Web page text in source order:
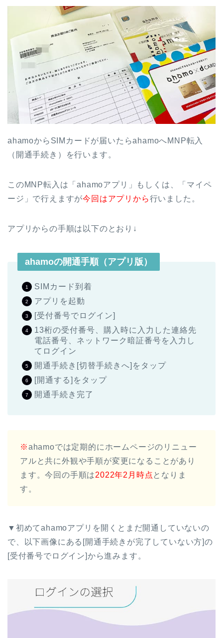
ahamoからSIMカードが届いたらahamoへMNP転入
（開通手続き）を行います。
このMNP転入は「ahamoアプリ」もしくは、「マイペ
ージ」で行えますが今回はアプリから行いました。
アプリからの手順は以下のとおり↓
ahamoの開通手順（アプリ版）
SIMカード到着
アプリを起動
[受付番号でログイン]
13桁の受付番号、購入時に入力した連絡先
電話番号、ネットワーク暗証番号を入力し
てログイン
開通手続き[切替手続きへ]をタップ
[開通する]をタップ
開通手続き完了
※ahamoでは定期的にホームページのリニュー
アルと共に外観や手順が変更になることがあり
ます。今回の手順は2022年2月時点 となりま
す。
▼初めてahamoアプリを開くとまだ開通していないの
で、以下画像にある[開通手続きが完了していない方]の
[受付番号でログイン]から進みます。